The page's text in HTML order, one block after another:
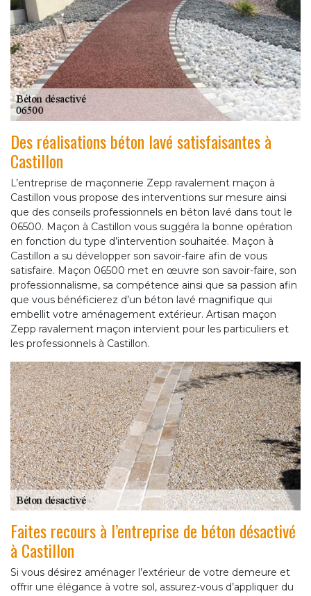
Des réalisations béton lavé satisfaisantes à
Castillon
L’entreprise de maçonnerie Zepp ravalement maçon à
Castillon vous propose des interventions sur mesure ainsi
que des conseils professionnels en béton lavé dans tout le
06500. Maçon à Castillon vous suggéra la bonne opération
en fonction du type d’intervention souhaitée. Maçon à
Castillon a su développer son savoir-faire afin de vous
satisfaire. Maçon 06500 met en œuvre son savoir-faire, son
professionnalisme, sa compétence ainsi que sa passion afin
que vous bénéficierez d’un béton lavé magnifique qui
embellit votre aménagement extérieur. Artisan maçon
Zepp ravalement maçon intervient pour les particuliers et
les professionnels à Castillon.
Faites recours à l’entreprise de béton désactivé
à Castillon
Si vous désirez aménager l’extérieur de votre demeure et
offrir une élégance à votre sol, assurez-vous d’appliquer du